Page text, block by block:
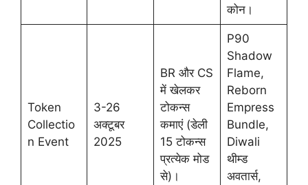
कोन।
Token
Collectio
n Event
3-26
अक्टूबर
2025
BR और CS
में खेलकर
टोकन्स
कमाएं (डेली
15 टोकन्स
प्रत्येक मोड
से)।
P90
Shadow
Flame,
Reborn
Empress
Bundle,
Diwali
थीम्ड
अवतार्स,